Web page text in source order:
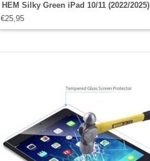
HEM Silky Green iPad 10/11 (2022/2025)
€25,95